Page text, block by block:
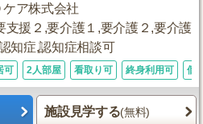
ケア株式会社
支援２,要介護１,要介護２,要介護
知症,認知症相談可
可 2人部屋 看取り可 終身利用可 個
施設見学する(無料)